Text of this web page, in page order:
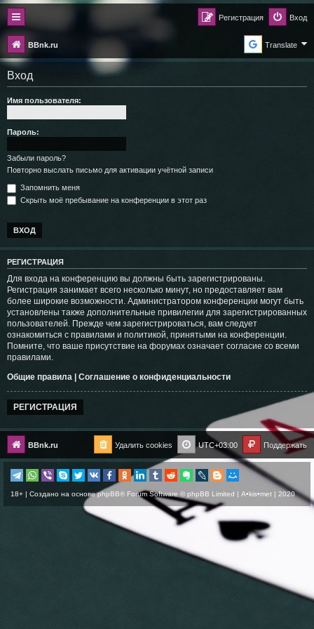
Вход
Регистрация
BBnk.ru Translate
Вход
Имя пользователя:
Пароль:
Забыли пароль?
Повторно выслать письмо для активации учётной записи
Запомнить меня
Скрыть моё пребывание на конференции в этот раз
РЕГИСТРАЦИЯ
Для входа на конференцию вы должны быть зарегистрированы.
Регистрация занимает всего несколько минут, но предоставляет вам
более широкие возможности. Администратором конференции могут быть
установлены также дополнительные привилегии для зарегистрированных
пользователей. Прежде чем зарегистрироваться, вам следует
ознакомиться с правилами и политикой, принятыми на конференции.
Помните, что ваше присутствие на форумах означает согласие со всеми
правилами.
Общие правила | Соглашение о конфиденциальности
РЕГИСТРАЦИЯ
BBnk.ru Поддержать
UTC+03:00
Удалить cookies
18+ | Создано на основеphpBB® Forum Software © phpBB Limited | A•kis•met | 2020